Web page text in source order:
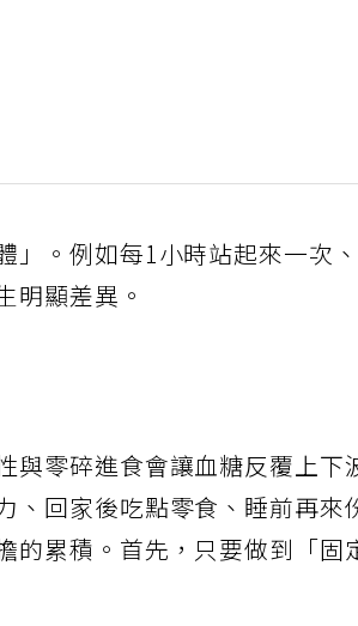
。例如每1小時站起來一次、
明顯差異。
與零碎進食會讓血糖反覆上下
、回家後吃點零食、睡前再來
的累積。首先，只要做到「固